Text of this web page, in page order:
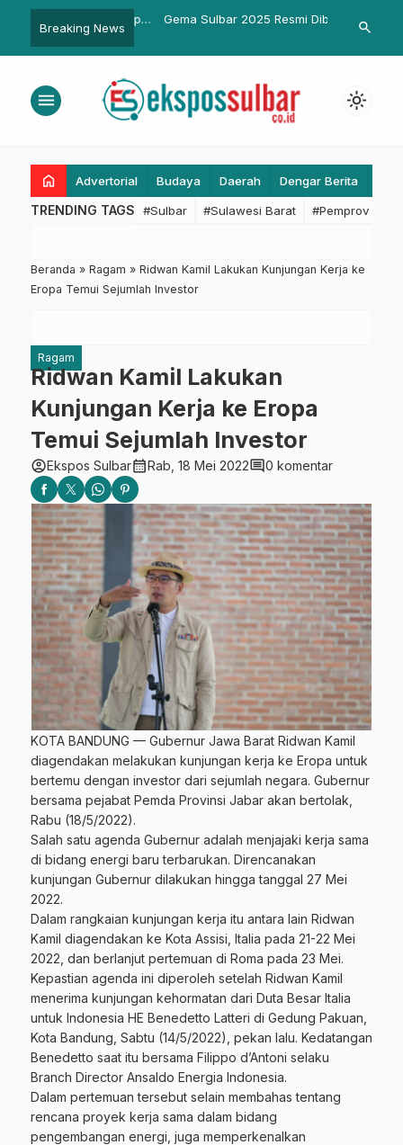
Breaking News
16 Tahun Tabrak
Yosudarso Mamuju!
Gema Sulbar 2025 Resmi Dibuka,
untuk Pertama Kalinya
Gilas
Compact
search
menu light_mode
home Advertorial Budaya Daerah Dengar Berita
TRENDING TAGS #Sulbar #Sulawesi Barat #Pemprov
Beranda » Ragam » Ridwan Kamil Lakukan Kunjungan Kerja ke
Eropa Temui Sejumlah Investor
Ragam
Ridwan Kamil Lakukan
Kunjungan Kerja ke Eropa
Temui Sejumlah Investor
account_circleEkspos Sulbarcalendar_monthRab, 18 Mei 2022comment0 komentar
KOTA BANDUNG — Gubernur Jawa Barat Ridwan Kamil
diagendakan melakukan kunjungan kerja ke Eropa untuk
bertemu dengan investor dari sejumlah negara. Gubernur
bersama pejabat Pemda Provinsi Jabar akan bertolak,
Rabu (18/5/2022).
Salah satu agenda Gubernur adalah menjajaki kerja sama
di bidang energi baru terbarukan. Direncanakan
kunjungan Gubernur dilakukan hingga tanggal 27 Mei
2022.
Dalam rangkaian kunjungan kerja itu antara lain Ridwan
Kamil diagendakan ke Kota Assisi, Italia pada 21-22 Mei
2022, dan berlanjut pertemuan di Roma pada 23 Mei.
Kepastian agenda ini diperoleh setelah Ridwan Kamil
menerima kunjungan kehormatan dari Duta Besar Italia
untuk Indonesia HE Benedetto Latteri di Gedung Pakuan,
Kota Bandung, Sabtu (14/5/2022), pekan lalu. Kedatangan
Benedetto saat itu bersama Filippo d’Antoni selaku
Branch Director Ansaldo Energia Indonesia.
Dalam pertemuan tersebut selain membahas tentang
rencana proyek kerja sama dalam bidang
pengembangan energi, juga memperkenalkan